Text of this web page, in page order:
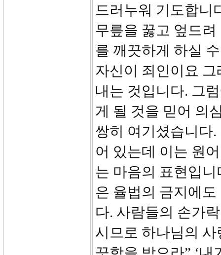
드러누워 기도합니
무릎을 꿇고 엎드
를 깨끗하게 하실
자신이 죄인이요
내는 것입니다. 그
게 될 것을 믿어 의
쌍히 여기셨습니다.
어 있는데 이는 원
는 마음의 표현입
은 율법의 금지에
다. 사람들의 손가
시므로 하나님의